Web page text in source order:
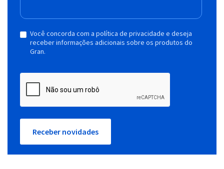
Você concorda com a política de privacidade e deseja
receber informações adicionais sobre os produtos do
Gran.
Receber novidades